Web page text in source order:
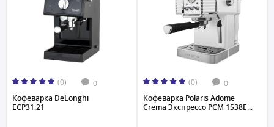
(0) 0
Кофеварка DeLonghi
ECP31.21
(0) 0
Кофеварка Polaris Adome
Crema Экспрессо PCM 1538E...